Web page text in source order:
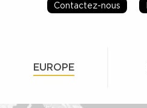
Contactez-nous
EUROPE